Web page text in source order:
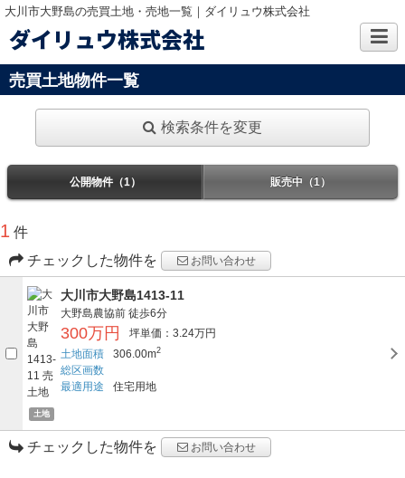
大川市大野島の売買土地・売地一覧｜ダイリュウ株式会社
ダイリュウ株式会社
売買土地物件一覧
検索条件を変更
公開物件（1） 販売中（1）
1 件
チェックした物件を
お問い合わせ
土地
大川市大野島1413-11
大野島農協前 徒歩6分
300万円
坪単価：3.24万円
土地面積
306.00m2
総区画数
最適用途
住宅用地
チェックした物件を お問い合わせ